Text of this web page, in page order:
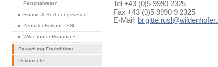
Personalwesen
Finanz- & Rechnungswesen
Zentraler Einkauf - ESL
Wildenhofer Hispania S.L.
Bewerbung Frachtführer
Dokumente
Tel +43 (0)5 9990 2325
Fax +43 (0)5 9990 9 2325
E-Mail: